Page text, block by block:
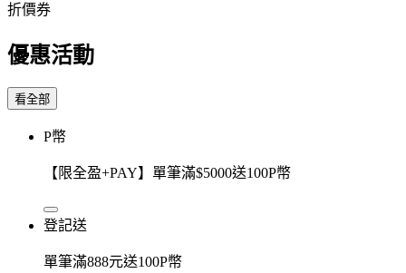
折價券
優惠活動
看全部
P幣
【限全盈+PAY】單筆滿$5000送100P幣
登記送
單筆滿888元送100P幣